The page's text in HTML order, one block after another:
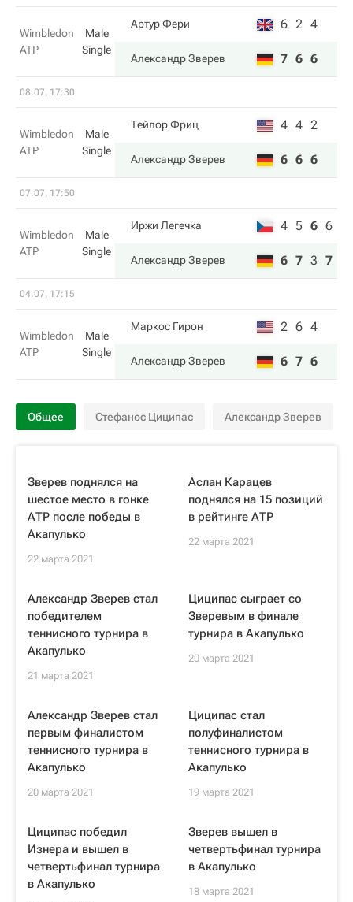
Wimbledon
ATP
Male
Single
Артур Фери 6 2 4
Александр Зверев 7 6 6
08.07, 17:30
Wimbledon
ATP
Male
Single
Тейлор Фриц 4 4 2
Александр Зверев 6 6 6
07.07, 17:50
Wimbledon
ATP
Male
Single
Иржи Легечка 4 5 6 6
Александр Зверев 6 7 3 7
04.07, 17:15
Wimbledon
ATP
Male
Single
Маркос Гирон 2 6 4
Александр Зверев 6 7 6
Общее Стефанос Циципас Александр Зверев
Зверев поднялся на
шестое место в гонке
АТР после победы в
Акапулько
22 марта 2021
Аслан Карацев
поднялся на 15 позиций
в рейтинге АТР
22 марта 2021
Александр Зверев стал
победителем
теннисного турнира в
Акапулько
21 марта 2021
Циципас сыграет со
Зверевым в финале
турнира в Акапулько
20 марта 2021
Александр Зверев стал
первым финалистом
теннисного турнира в
Акапулько
20 марта 2021
Циципас стал
полуфиналистом
теннисного турнира в
Акапулько
19 марта 2021
Циципас победил
Изнера и вышел в
четвертьфинал турнира
в Акапулько
Зверев вышел в
четвертьфинал турнира
в Акапулько
18 марта 2021